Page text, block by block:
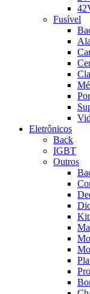
Fusível
Eletrônicos
Back
IGBT
Outros
Kit